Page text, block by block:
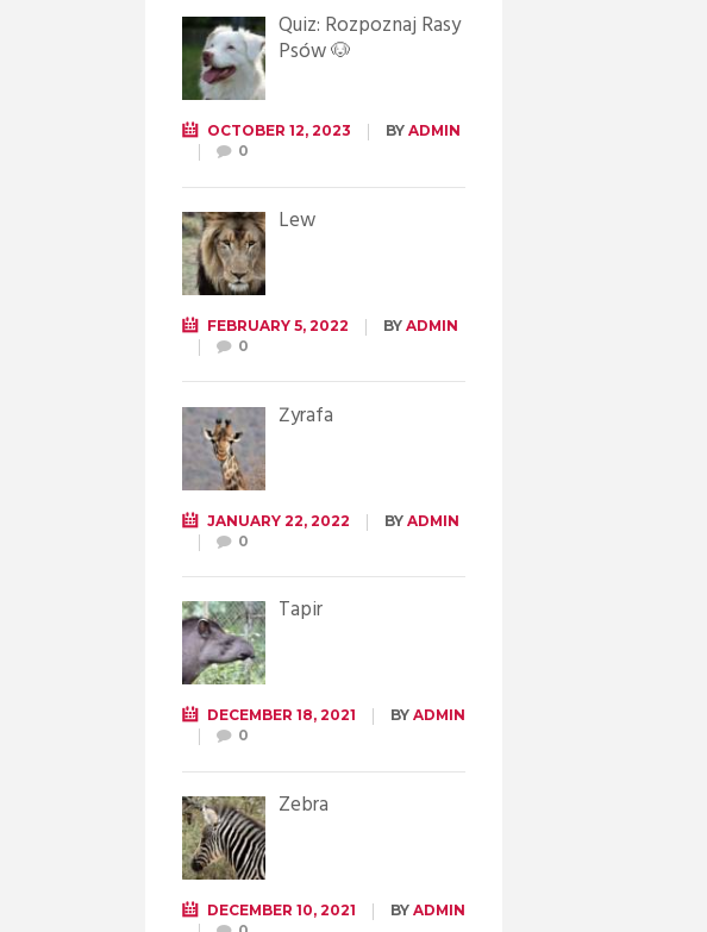
Quiz: Rozpoznaj Rasy
Psów 🐶
OCTOBER 12, 2023 BY ADMIN
0
Lew
FEBRUARY 5, 2022 BY ADMIN
0
Żyrafa
JANUARY 22, 2022 BY ADMIN
0
Tapir
DECEMBER 18, 2021 BY ADMIN
0
Zebra
DECEMBER 10, 2021 BY ADMIN